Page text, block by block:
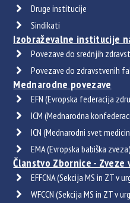
Druge institucije
Sindikati
Izobraževalne institucije
Povezave do srednjih
Povezave do zdravstvenih
Mednarodne povezave
EFN (Evropska federacija
ICM (Mednarodna
ICN (Mednarodni svet
EMA (Evropska babiška zveza)
Članstvo Zbornice -
EFFCNA (Sekcija MS in ZT v
WFCCN (Sekcija MS in ZT v